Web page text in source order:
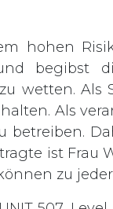
hohen
begibst
wetten.
Als
betreiben.
ist Frau
zu